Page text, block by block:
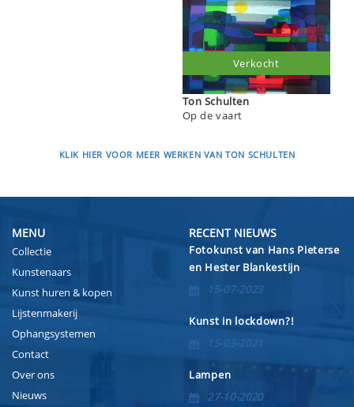
Ton Schulten
Op de vaart
Verkocht
KLIK HIER VOOR MEER WERKEN VAN TON SCHULTEN
MENU
Collectie
Kunstenaars
Kunst huren & kopen
Lijstenmakerij
Ophangsystemen
Contact
Over ons
Nieuws
RECENT NIEUWS
Fotokunst van Hans Pieterse
en Hester Blankestijn
15-07-2023
Kunst in lockdown?!
15-03-2021
Lampen
27-10-2020